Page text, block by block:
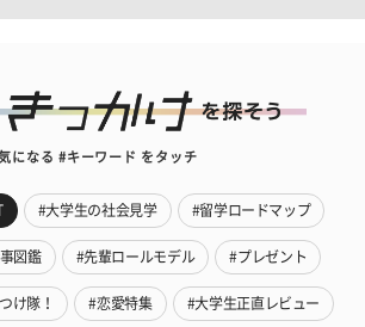
になる #キーワード をタッチ
#大学生の社会見学 #留学ロードマップ
図鑑 #先輩ロールモデル #プレゼント
け隊！ #恋愛特集 #大学生正直レビュー